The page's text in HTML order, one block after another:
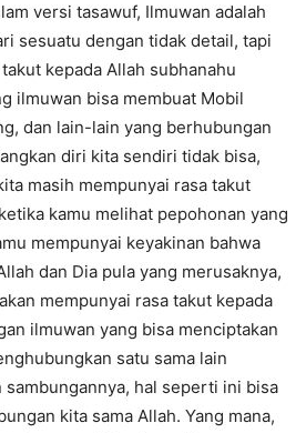
versi tasawuf, Ilmuwan adalah
sesuatu dengan tidak detail, tapi
kepada Allah subhanahu
ilmuwan bisa membuat Mobil
dan lain-lain yang berhubungan
diri kita sendiri tidak bisa,
masih mempunyai rasa takut
kamu melihat pepohonan yang
mempunyai keyakinan bahwa
dan Dia pula yang merusaknya,
mempunyai rasa takut kepada
ilmuwan yang bisa menciptakan
satu sama lain
hal seperti ini bisa
kita sama Allah. Yang mana,